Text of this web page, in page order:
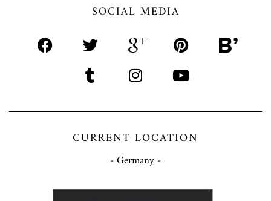
SOCIAL MEDIA
CURRENT LOCATION
- Germany -